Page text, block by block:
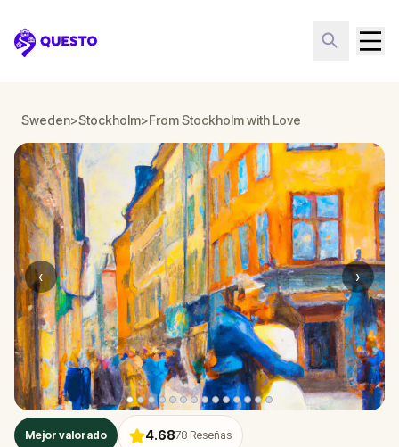
Questo
Sweden>Stockholm>From Stockholm with Love
‹ ›
Mejor valorado 4.6878 Reseñas